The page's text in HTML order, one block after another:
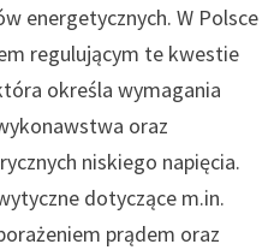
energetycznych. W Polsce
regulującym te kwestie
określa wymagania
oraz
niskiego napięcia.
dotyczące m.in.
prądem oraz